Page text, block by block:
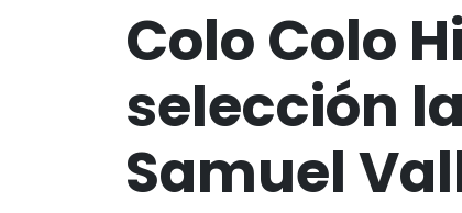
Colo Colo
selección
Samuel